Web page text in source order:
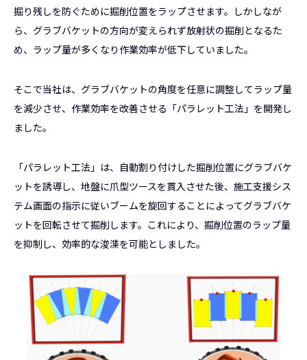
掘り残しを防ぐために掘削位置をラップさせます。しかしなが
ら、グラブバケットの方向が変えられず放射状の掘削となるた
め、ラップ量が多くなり作業効率が低下していました。
そこで当社は、グラブバケットの角度を任意に調整してラップ量
を減少させ、作業効率を改善させる「パラレット工法」を開発し
ました。
「パラレット工法」は、自動割り付けした掘削位置にグラブバケ
ットを誘導し、地盤に爪型ツースを貫入させた後、施工支援シス
テム画面の指示に従いブームを旋回することによってグラブバケ
ットを回転させて掘削します。これにより、掘削位置のラップ量
を抑制し、効率的な浚渫を可能としました。